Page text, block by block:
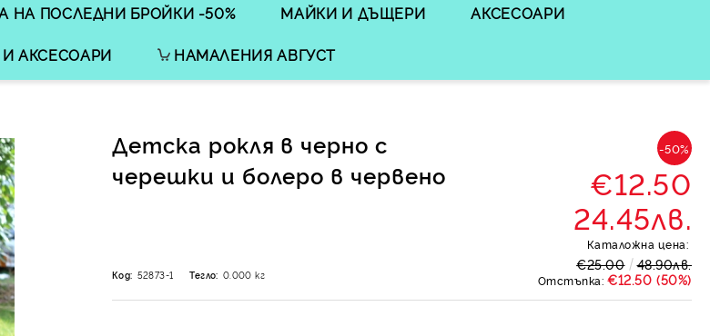
НА ПОСЛЕДНИ БРОЙКИ -50% МАЙКИ И ДЪЩЕРИ АКСЕСОАРИ
АКСЕСОАРИ НАМАЛЕНИЯ АВГУСТ
Детска рокля в черно с
черешки и болеро в червено
-50%
€12.50
24.45лв.
Каталожна цена:
€25.00 48.90лв.
Отстъпка: €12.50 (50%)
Код: 52873-1 Тегло: 0.000 кг